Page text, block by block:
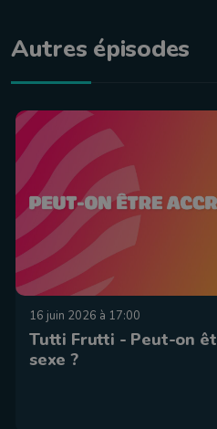
Autres épisodes
16 juin 2026 à 17:00
Tutti Frutti - Peut-on
sexe ?